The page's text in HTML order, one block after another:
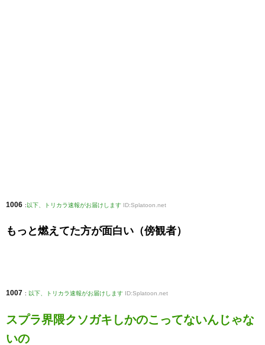
1006 :以下、トリカラ速報がお届けします ID:Splatoon.net
もっと燃えてた方が面白い（傍観者）
1007 : 以下、トリカラ速報がお届けします ID:Splatoon.net
スプラ界隈クソガキしかのこってないんじゃな
いの